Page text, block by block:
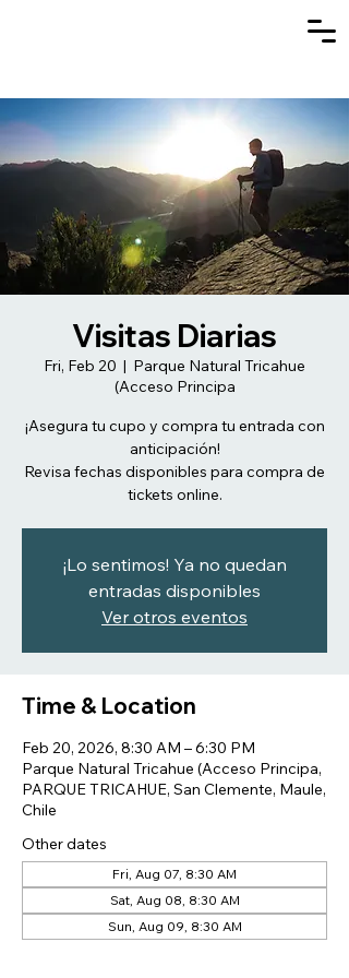
Visitas Diarias
Fri, Feb 20
  |
Parque Natural Tricahue
(Acceso Principa
¡Asegura tu cupo y compra tu entrada con
anticipación!
Revisa fechas disponibles para compra de
tickets online.
¡Lo sentimos! Ya no quedan
entradas disponibles
Ver otros eventos
Time & Location
Feb 20, 2026, 8:30 AM – 6:30 PM
Parque Natural Tricahue (Acceso Principa,
PARQUE TRICAHUE, San Clemente, Maule,
Chile
Other dates
Fri, Aug 07, 8:30 AM
Sat, Aug 08, 8:30 AM
Sun, Aug 09, 8:30 AM